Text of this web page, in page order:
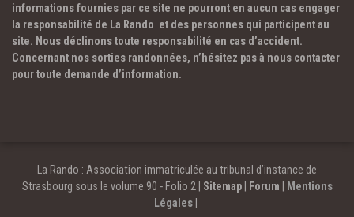
informations fournies par ce site ne pourront en aucun cas engager
la responsabilité de La Rando et des personnes qui participent au
site. Nous déclinons toute responsabilité en cas d’accident.
Concernant nos sorties randonnées, n’hésitez pas à nous contacter
pour toute demande d’information.
La Rando : Association immatriculée au tribunal d’instance de
Strasbourg sous le volume 90 - Folio 2 | Sitemap| Forum
Mentions
Légales